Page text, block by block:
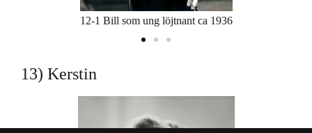
12-1 Bill som ung löjtnant ca 1936
13) Kerstin